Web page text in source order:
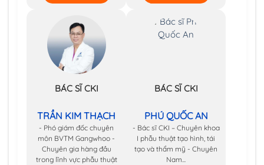
BÁC SĨ CKI
TRẦN KIM THẠCH
- Phó giám đốc chuyên
môn BVTM Gangwhoo -
Chuyên gia hàng đầu
trong lĩnh vực phẫu thuật
BÁC SĨ CKI
PHÚ QUỐC AN
- Bác sĩ CKI – Chuyên khoa
I phẫu thuật tạo hình, tái
tạo và thẩm mỹ - Chuyên
Nam...